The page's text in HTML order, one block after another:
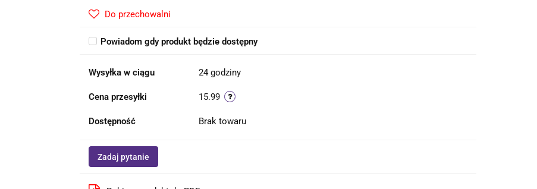
Do przechowalni
Powiadom gdy produkt będzie dostępny
Wysyłka w ciągu 24 godziny
Cena przesyłki 15.99
Dostępność Brak towaru
Zadaj pytanie